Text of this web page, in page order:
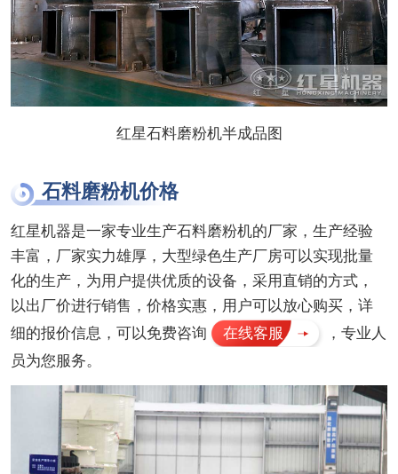
红星石料磨粉机半成品图
石料磨粉机价格
红星机器是一家专业生产石料磨粉机的厂家，生产经验
丰富，厂家实力雄厚，大型绿色生产厂房可以实现批量
化的生产，为用户提供优质的设备，采用直销的方式，
以出厂价进行销售，价格实惠，用户可以放心购买，详
细的报价信息，可以免费咨询
在线客服
，专业人
员为您服务。